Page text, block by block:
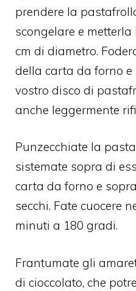
prendere la
scongelare e
cm di diametro.
della carta da forno e
vostro disco di
anche leggermente
Punzecchiate la
sistemate sopra di
carta da forno e
secchi. Fate cuocere
minuti a 180 gradi.
Frantumate gli
di cioccolato, che